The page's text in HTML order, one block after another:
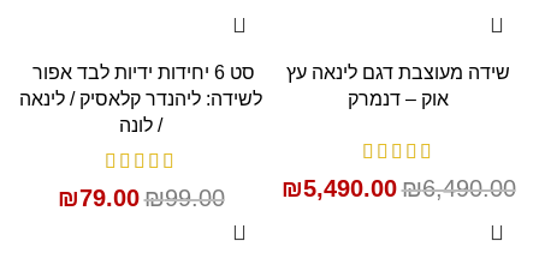
שידה מעוצבת דגם לינאה עץ
אוק – דנמרק
₪6,490.00
₪5,490.00
סט 6 יחידות ידיות לבד אפור
לשידה: ליהנדר קלאסיק / לינאה
/ לונה
₪99.00
₪79.00